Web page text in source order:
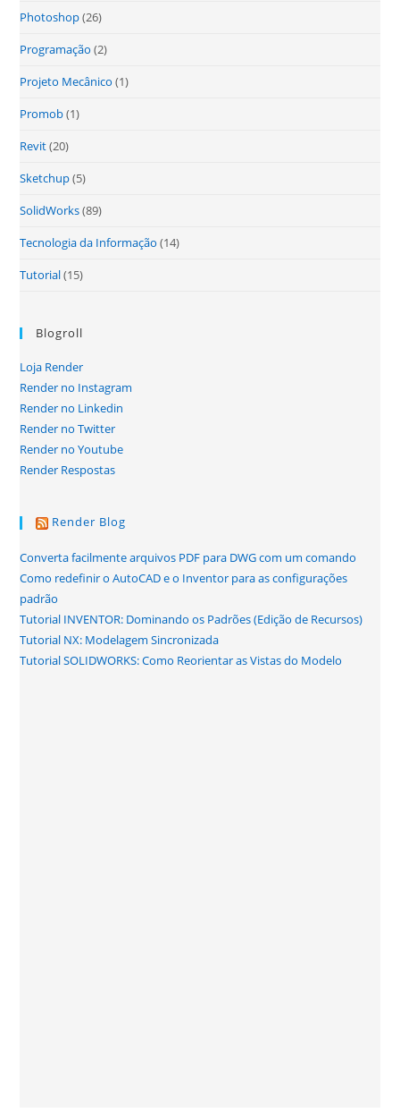
Photoshop(26)
Programação (2)
Projeto Mecânico (1)
Promob(1)
Revit(20)
Sketchup(5)
SolidWorks(89)
Tecnologia da Informação (14)
Tutorial(15)
Blogroll
Loja Render
Render no Instagram
Render no Linkedin
Render no Twitter
Render no Youtube
Render Respostas
Render Blog
Converta facilmente arquivos PDF para DWG com um comando
Como redefinir o AutoCAD e o Inventor para as configurações
padrão
Tutorial INVENTOR: Dominando os Padrões (Edição de Recursos)
Tutorial NX: Modelagem Sincronizada
Tutorial SOLIDWORKS: Como Reorientar as Vistas do Modelo